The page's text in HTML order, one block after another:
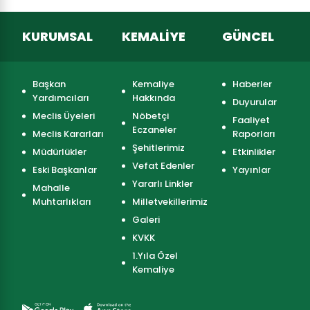
KURUMSAL
Başkan
Yardımcıları
Meclis Üyeleri
Meclis Kararları
Müdürlükler
Eski Başkanlar
Mahalle
Muhtarlıkları
KEMALİYE
Kemaliye
Hakkında
Nöbetçi
Eczaneler
Şehitlerimiz
Vefat Edenler
Yararlı Linkler
Milletvekillerimiz
Galeri
KVKK
1.Yıla Özel
Kemaliye
GÜNCEL
Haberler
Duyurular
Faaliyet
Raporları
Etkinlikler
Yayınlar